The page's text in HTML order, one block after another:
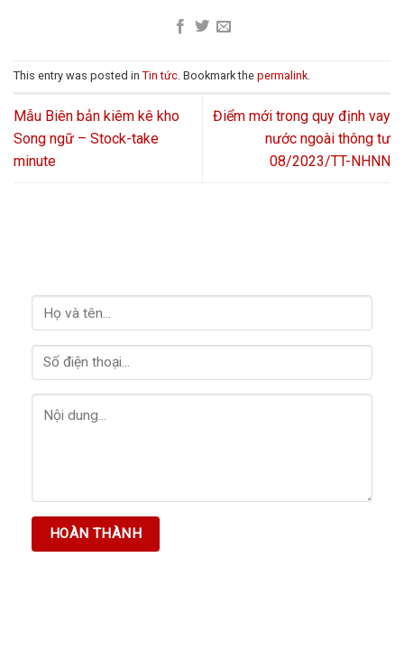
This entry was posted in Tin tức. Bookmark the permalink.
Mẫu Biên bản kiêm kê kho
Song ngữ – Stock-take
minute
Điểm mới trong quy định vay
nước ngoài thông tư
08/2023/TT-NHNN